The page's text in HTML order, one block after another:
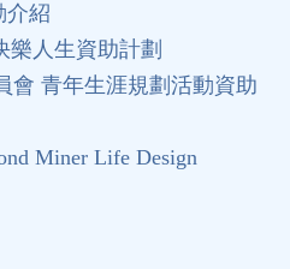
介紹
樂人生資助計劃
會 青年生涯規劃活動資助
Miner Life Design